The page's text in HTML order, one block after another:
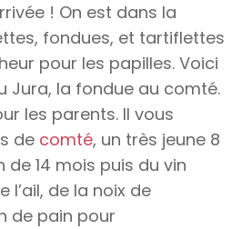
! On est dans la
fondues, et tartiflettes
pour les papilles. Voici
Jura, la fondue au comté.
les parents. Il vous
de comté, un très jeune 8
de 14 mois puis du vin
l’ail, de la noix de
de pain pour